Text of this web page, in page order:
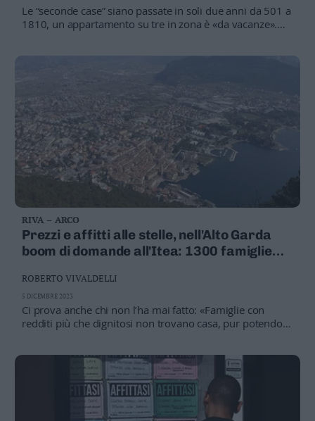
Le “seconde case” siano passate in soli due anni da 501 a
1810, un appartamento su tre in zona è «da vacanze».
RIVA – ARCO
Prezzi e affitti alle stelle, nell'Alto Garda
boom di domande all'Itea: 1300 famiglie
Ci prova anche chi non l’ha mai fatto: «Famiglie con
redditi più che dignitosi non trovano casa, pur potendo
ROBERTO VIVALDELLI
5 DICEMBRE 2023